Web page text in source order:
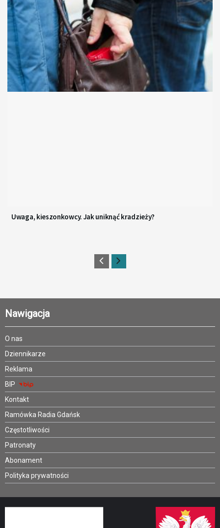
Uwaga, kieszonkowcy. Jak uniknąć kradzieży?
Nawigacja
O nas
Dziennikarze
Reklama
BIP
Kontakt
Ramówka Radia Gdańsk
Częstotliwości
Patronaty
Abonament
Polityka prywatności